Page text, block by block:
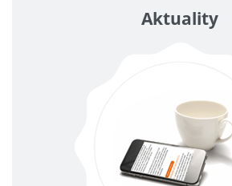
Aktuality